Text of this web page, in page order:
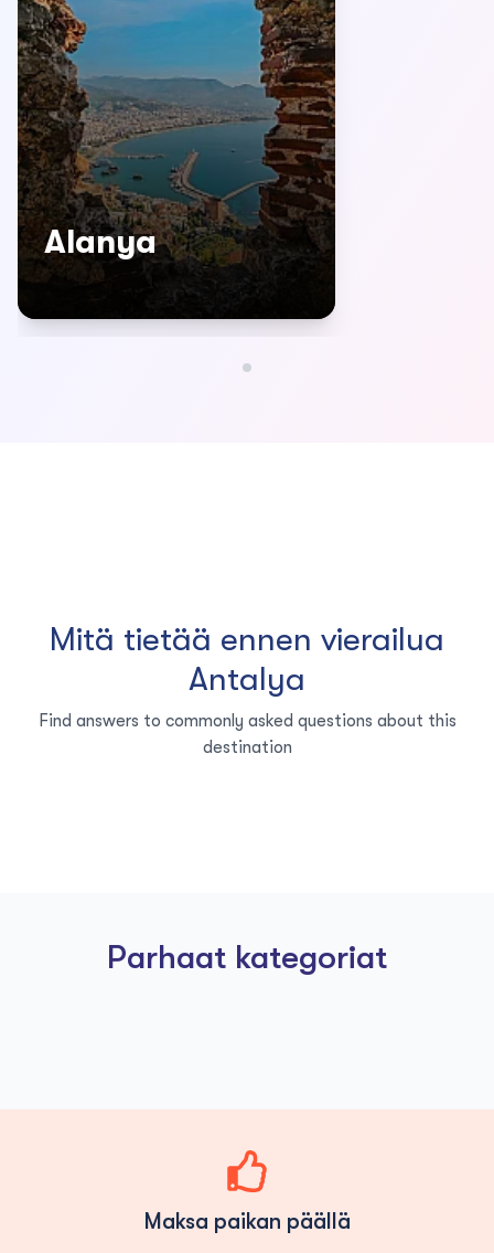
Alanya
Mitä tietää ennen vierailua
Antalya
Find answers to commonly asked questions about this
destination
Parhaat kategoriat
Maksa paikan päällä